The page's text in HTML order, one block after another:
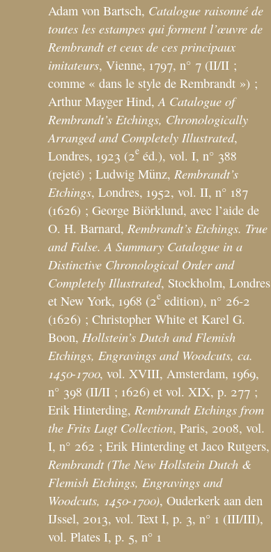
Adam von Bartsch, Catalogue raisonné de
toutes les estampes qui forment l’œuvre de
Rembrandt et ceux de ces principaux
imitateurs, Vienne, 1797, n° 7 (II/II ;
comme « dans le style de Rembrandt ») ;
Arthur Mayger Hind, A Catalogue of
Rembrandt’s Etchings, Chronologically
Arranged and Completely Illustrated,
Londres, 1923 (2e éd.), vol. I, n° 388
(rejeté) ; Ludwig Münz, Rembrandt’s
Etchings, Londres, 1952, vol. II, n° 187
(1626) ; George Biörklund, avec l’aide de
O. H. Barnard, Rembrandt’s Etchings. True
and False. A Summary Catalogue in a
Distinctive Chronological Order and
Completely Illustrated, Stockholm, Londres
et New York, 1968 (2e edition), n° 26-2
(1626) ; Christopher White et Karel G.
Boon, Hollstein’s Dutch and Flemish
Etchings, Engravings and Woodcuts, ca.
1450-1700, vol. XVIII, Amsterdam, 1969,
n° 398 (II/II ; 1626) et vol. XIX, p. 277 ;
Erik Hinterding, Rembrandt Etchings from
the Frits Lugt Collection, Paris, 2008, vol.
I, n° 262 ; Erik Hinterding et Jaco Rutgers,
Rembrandt (The New Hollstein Dutch &
Flemish Etchings, Engravings and
Woodcuts, 1450-1700), Ouderkerk aan den
IJssel, 2013, vol. Text I, p. 3, n° 1 (III/III),
vol. Plates I, p. 5, n° 1